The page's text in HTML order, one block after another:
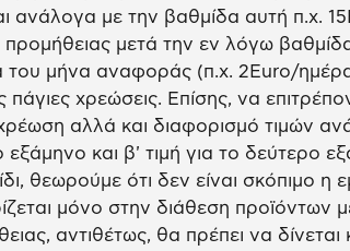
ανάλογα με την βαθμίδα αυτή π.χ.
προμήθειας μετά την εν λόγω
του μήνα αναφοράς (π.χ. 2Euro/
χρεώσεις. Επίσης, να
αλλά και διαφορισμό τιμών
εξάμηνο και β' τιμή για το δεύτερο
θεωρούμε ότι δεν είναι σκόπιμο η
μόνο στην διάθεση προϊόντων
αντιθέτως, θα πρέπει να δίνεται